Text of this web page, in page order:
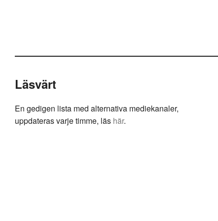
Läsvärt
En gedigen lista med alternativa mediekanaler,
uppdateras varje timme, läs här.